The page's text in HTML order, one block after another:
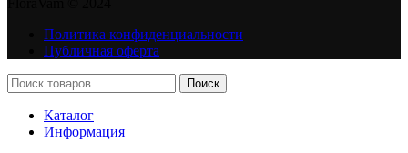
Политика конфиденциальности
Публичная оферта
Поиск
Каталог
Информация